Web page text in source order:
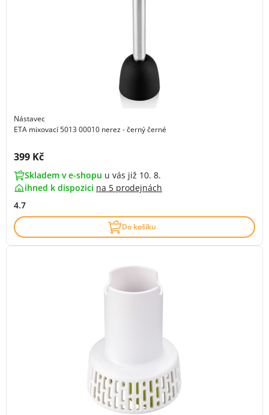
Nástavec
ETA mixovací 5013 00010 nerez - černý černé
Cena s DPH:
399 Kč
Skladem v e-shopu u vás již 10. 8.
ihned k dispozici na 5 prodejnách
4.7
Do košíku